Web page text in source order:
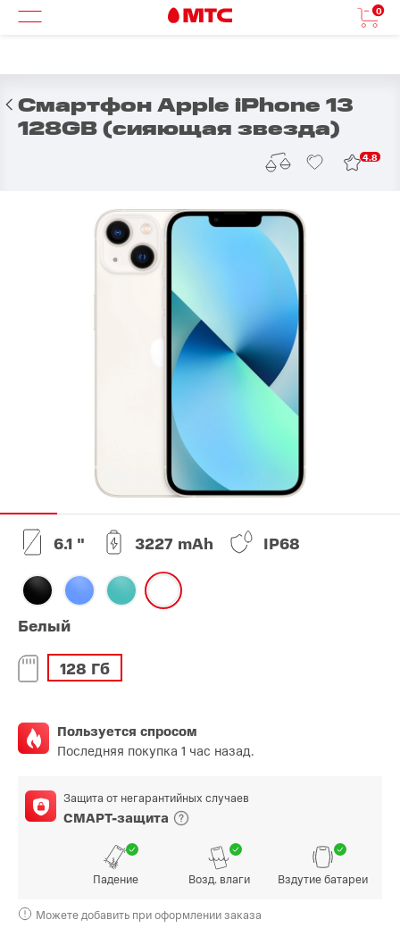
0
Смартфон Apple iPhone 13
128GB (сияющая звезда)
4.8
6.1 " 3227 mAh IP68
Белый
128 Гб
Пользуется спросом
Последняя покупка 1 час назад.
Защита от негарантийных случаев
СМАРТ-защита
Падение Возд. влаги Вздутие батареи
Можете добавить при оформлении заказа